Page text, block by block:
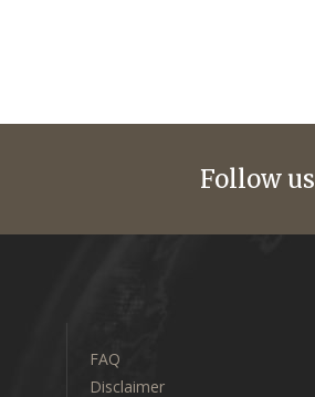
Follow us
FAQ
Disclaimer